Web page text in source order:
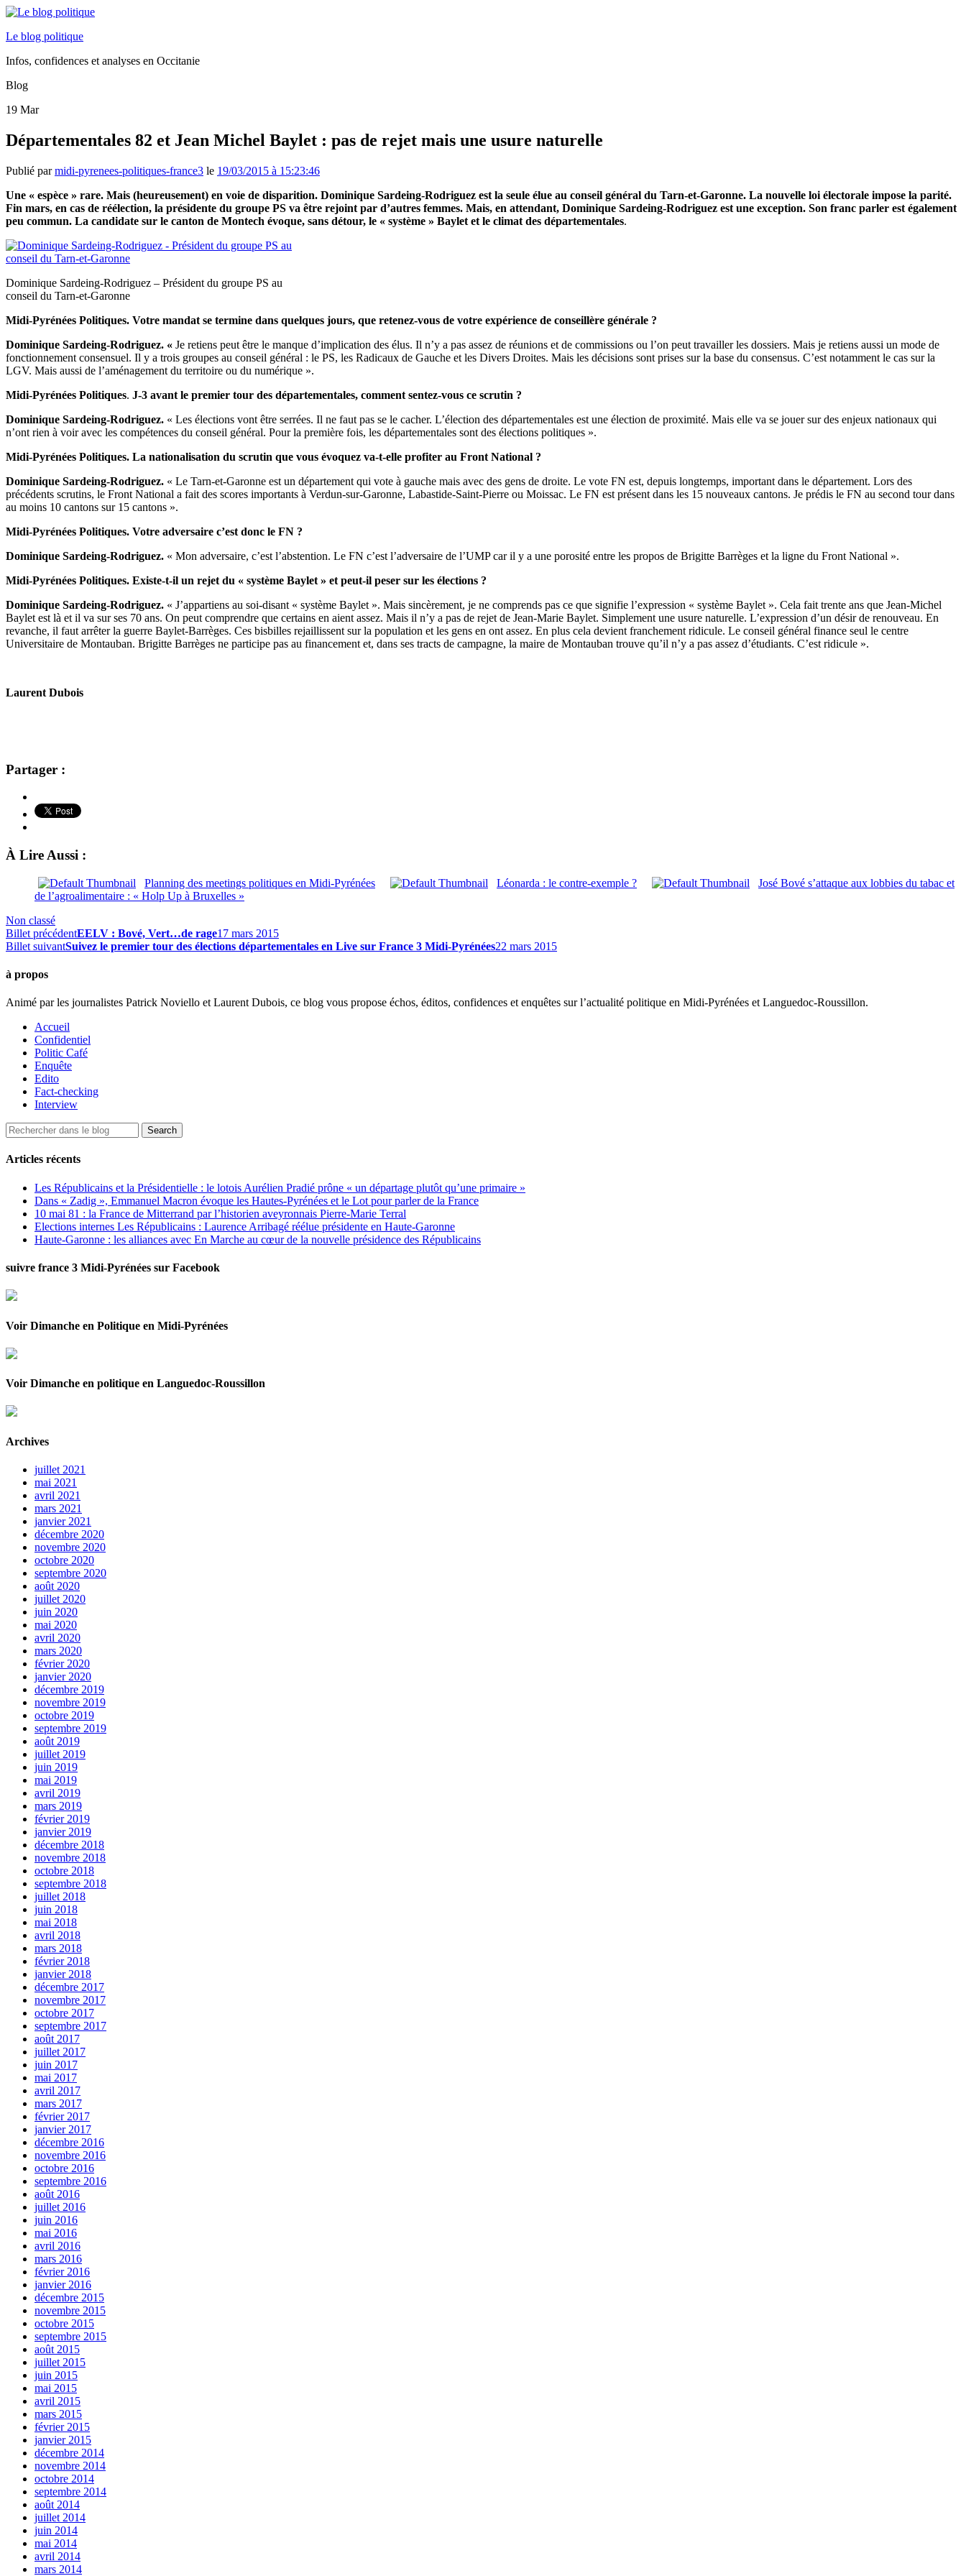
Le blog politique
Infos, confidences et analyses en Occitanie
Blog
19 Mar
Départementales 82 et Jean Michel Baylet : pas de rejet mais une usure naturelle
Publié parmidi-pyrenees-politiques-france3 le 19/03/2015 à 15:23:46
Une « espèce » rare. Mais (heureusement) en voie de disparition. Dominique Sardeing-Rodriguez est la seule élue au conseil général du Tarn-et-Garonne. La nouvelle loi électorale impose la parité.
Fin mars, en cas de réélection, la présidente du groupe PS va être rejoint par d’autres femmes. Mais, en attendant, Dominique Sardeing-Rodriguez est une exception. Son franc parler est également
peu commun. La candidate sur le canton de Montech évoque, sans détour, le « système » Baylet et le climat des départementales.
Dominique Sardeing-Rodriguez – Président du groupe PS au
conseil du Tarn-et-Garonne
Midi-Pyrénées Politiques. Votre mandat se termine dans quelques jours, que retenez-vous de votre expérience de conseillère générale ?
Dominique Sardeing-Rodriguez. « Je retiens peut être le manque d’implication des élus. Il n’y a pas assez de réunions et de commissions ou l’on peut travailler les dossiers. Mais je retiens aussi un mode de
fonctionnement consensuel. Il y a trois groupes au conseil général : le PS, les Radicaux de Gauche et les Divers Droites. Mais les décisions sont prises sur la base du consensus. C’est notamment le cas sur la
LGV. Mais aussi de l’aménagement du territoire ou du numérique ».
Midi-Pyrénées Politiques. J-3 avant le premier tour des départementales, comment sentez-vous ce scrutin ?
Dominique Sardeing-Rodriguez. « Les élections vont être serrées. Il ne faut pas se le cacher. L’élection des départementales est une élection de proximité. Mais elle va se jouer sur des enjeux nationaux qui
n’ont rien à voir avec les compétences du conseil général. Pour la première fois, les départementales sont des élections politiques ».
Midi-Pyrénées Politiques. La nationalisation du scrutin que vous évoquez va-t-elle profiter au Front National ?
Dominique Sardeing-Rodriguez. « Le Tarn-et-Garonne est un département qui vote à gauche mais avec des gens de droite. Le vote FN est, depuis longtemps, important dans le département. Lors des
précédents scrutins, le Front National a fait des scores importants à Verdun-sur-Garonne, Labastide-Saint-Pierre ou Moissac. Le FN est présent dans les 15 nouveaux cantons. Je prédis le FN au second tour dans
au moins 10 cantons sur 15 cantons ».
Midi-Pyrénées Politiques. Votre adversaire c’est donc le FN ?
Dominique Sardeing-Rodriguez. « Mon adversaire, c’est l’abstention. Le FN c’est l’adversaire de l’UMP car il y a une porosité entre les propos de Brigitte Barrèges et la ligne du Front National ».
Midi-Pyrénées Politiques. Existe-t-il un rejet du « système Baylet » et peut-il peser sur les élections ?
Dominique Sardeing-Rodriguez. « J’appartiens au soi-disant « système Baylet ». Mais sincèrement, je ne comprends pas ce que signifie l’expression « système Baylet ». Cela fait trente ans que Jean-Michel
Baylet est là et il va sur ses 70 ans. On peut comprendre que certains en aient assez. Mais il n’y a pas de rejet de Jean-Marie Baylet. Simplement une usure naturelle. L’expression d’un désir de renouveau. En
revanche, il faut arrêter la guerre Baylet-Barrèges. Ces bisbilles rejaillissent sur la population et les gens en ont assez. En plus cela devient franchement ridicule. Le conseil général finance seul le centre
Universitaire de Montauban. Brigitte Barrèges ne participe pas au financement et, dans ses tracts de campagne, la maire de Montauban trouve qu’il n’y a pas assez d’étudiants. C’est ridicule ».
Laurent Dubois
Partager :
À Lire Aussi :
Planning des meetings politiques en Midi-Pyrénées Léonarda : le contre-exemple ?
José Bové s’attaque aux lobbies du tabac et
de l’agroalimentaire : « Holp Up à Bruxelles »
Non classé
Billet précédentEELV : Bové, Vert…de rage17 mars 2015
Billet suivantSuivez le premier tour des élections départementales en Live sur France 3 Midi-Pyrénées22 mars 2015
à propos
Animé par les journalistes Patrick Noviello et Laurent Dubois, ce blog vous propose échos, éditos, confidences et enquêtes sur l’actualité politique en Midi-Pyrénées et Languedoc-Roussillon.
Accueil
Confidentiel
Politic Café
Enquête
Edito
Fact-checking
Interview
Articles récents
Les Républicains et la Présidentielle : le lotois Aurélien Pradié prône « un départage plutôt qu’une primaire »
Dans « Zadig », Emmanuel Macron évoque les Hautes-Pyrénées et le Lot pour parler de la France
10 mai 81 : la France de Mitterrand par l’historien aveyronnais Pierre-Marie Terral
Elections internes Les Républicains : Laurence Arribagé réélue présidente en Haute-Garonne
Haute-Garonne : les alliances avec En Marche au cœur de la nouvelle présidence des Républicains
suivre france 3 Midi-Pyrénées sur Facebook
Voir Dimanche en Politique en Midi-Pyrénées
Voir Dimanche en politique en Languedoc-Roussillon
Archives
juillet 2021
mai 2021
avril 2021
mars 2021
janvier 2021
décembre 2020
novembre 2020
octobre 2020
septembre 2020
août 2020
juillet 2020
juin 2020
mai 2020
avril 2020
mars 2020
février 2020
janvier 2020
décembre 2019
novembre 2019
octobre 2019
septembre 2019
août 2019
juillet 2019
juin 2019
mai 2019
avril 2019
mars 2019
février 2019
janvier 2019
décembre 2018
novembre 2018
octobre 2018
septembre 2018
juillet 2018
juin 2018
mai 2018
avril 2018
mars 2018
février 2018
janvier 2018
décembre 2017
novembre 2017
octobre 2017
septembre 2017
août 2017
juillet 2017
juin 2017
mai 2017
avril 2017
mars 2017
février 2017
janvier 2017
décembre 2016
novembre 2016
octobre 2016
septembre 2016
août 2016
juillet 2016
juin 2016
mai 2016
avril 2016
mars 2016
février 2016
janvier 2016
décembre 2015
novembre 2015
octobre 2015
septembre 2015
août 2015
juillet 2015
juin 2015
mai 2015
avril 2015
mars 2015
février 2015
janvier 2015
décembre 2014
novembre 2014
octobre 2014
septembre 2014
août 2014
juillet 2014
juin 2014
mai 2014
avril 2014
mars 2014